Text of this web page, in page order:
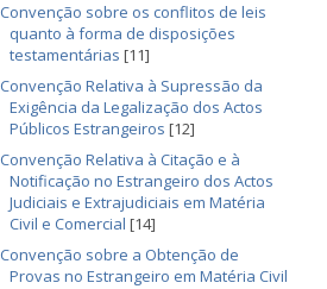
Convenção sobre os conflitos de leis
quanto à forma de disposições
testamentárias [11]
Convenção Relativa à Supressão da
Exigência da Legalização dos Actos
Públicos Estrangeiros [12]
Convenção Relativa à Citação e à
Notificação no Estrangeiro dos Actos
Judiciais e Extrajudiciais em Matéria
Civil e Comercial [14]
Convenção sobre a Obtenção de
Provas no Estrangeiro em Matéria Civil